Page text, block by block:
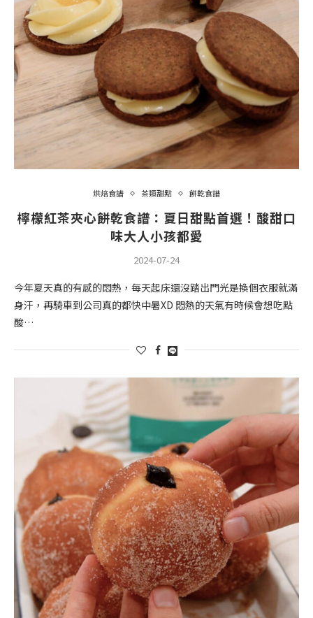
烘焙食譜 茶類甜點 餅乾食譜
檸檬紅茶夾心餅乾食譜：夏日甜點首選！酸甜口
味大人小孩都愛
2024-07-24
今年夏天真的有感的悶熱，每天起床還沒踏出門光是換個衣服就滿
身汗，再騎車到公司真的都快中暑XD 悶熱的天氣有時候會想吃點
酸…